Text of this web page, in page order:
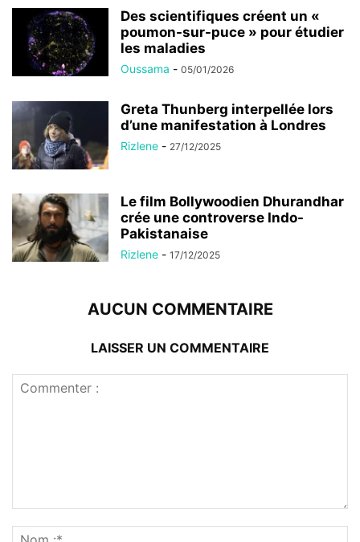
Des scientifiques créent un «
poumon-sur-puce » pour étudier
les maladies
Oussama - 05/01/2026
Greta Thunberg interpellée lors
d’une manifestation à Londres
Rizlene - 27/12/2025
Le film Bollywoodien Dhurandhar
crée une controverse Indo-
Pakistanaise
Rizlene - 17/12/2025
AUCUN COMMENTAIRE
LAISSER UN COMMENTAIRE